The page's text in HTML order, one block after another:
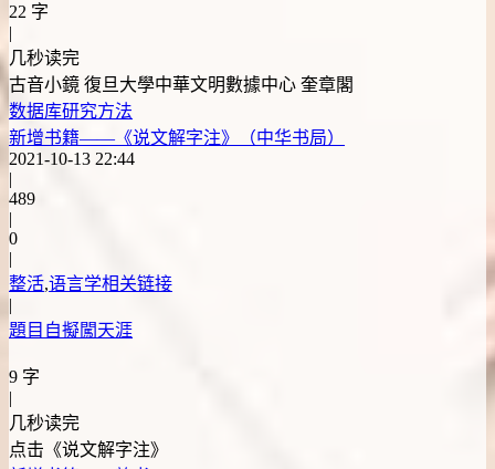
22 字
|
几秒读完
古音小鏡 復旦大學中華文明數據中心 奎章閣
数据库研究方法
新增书籍——《说文解字注》（中华书局）
2021-10-13 22:44
|
489
|
0
|
整活,语言学相关链接
|
題目自擬闖天涯
9 字
|
几秒读完
点击《说文解字注》